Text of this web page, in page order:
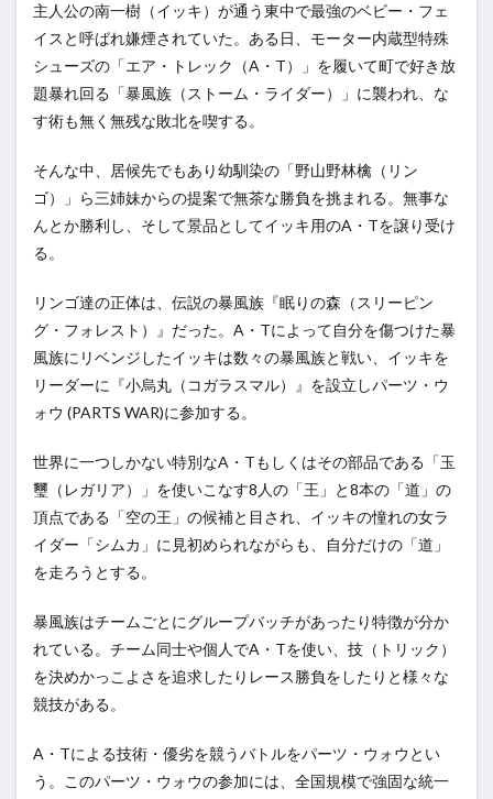
主人公の南一樹（イッキ）が通う東中で最強のベビー・フェ
イスと呼ばれ嫌煙されていた。ある日、モーター内蔵型特殊
シューズの「エア・トレック（A・T）」を履いて町で好き放
題暴れ回る「暴風族（ストーム・ライダー）」に襲われ、な
す術も無く無残な敗北を喫する。
そんな中、居候先でもあり幼馴染の「野山野林檎（リン
ゴ）」ら三姉妹からの提案で無茶な勝負を挑まれる。無事な
んとか勝利し、そして景品としてイッキ用のA・Tを譲り受け
る。
リンゴ達の正体は、伝説の暴風族『眠りの森（スリーピン
グ・フォレスト）』だった。A・Tによって自分を傷つけた暴
風族にリベンジしたイッキは数々の暴風族と戦い、イッキを
リーダーに『小烏丸（コガラスマル）』を設立しパーツ・ウ
ォウ (PARTS WAR)に参加する。
世界に一つしかない特別なA・Tもしくはその部品である「玉
璽（レガリア）」を使いこなす8人の「王」と8本の「道」の
頂点である「空の王」の候補と目され、イッキの憧れの女ラ
イダー「シムカ」に見初められながらも、自分だけの「道」
を走ろうとする。
暴風族はチームごとにグループバッチがあったり特徴が分か
れている。チーム同士や個人でA・Tを使い、技（トリック）
を決めかっこよさを追求したりレース勝負をしたりと様々な
競技がある。
A・Tによる技術・優劣を競うバトルをパーツ・ウォウとい
う。このパーツ・ウォウの参加には、全国規模で強固な統一